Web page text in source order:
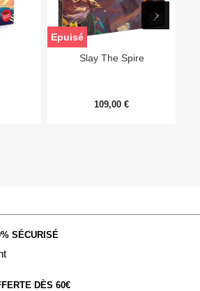
Slay The Spire
109,00 €
Epuisé
SÉCURISÉ
DÈS 60€